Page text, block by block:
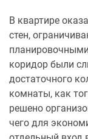
В квартире
стен,
коридор были
достаточного
комнаты, как
решено
чего для